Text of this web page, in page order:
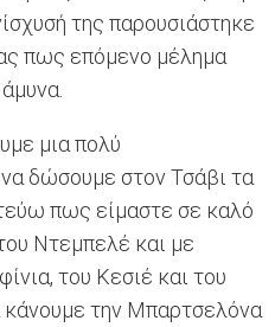
της παρουσιάστηκε
πως επόμενο μέλημα
μια πολύ
δώσουμε στον Τσάβι τα
πως είμαστε σε καλό
Ντεμπελέ και με
του Κεσιέ και του
την Μπαρτσελόνα